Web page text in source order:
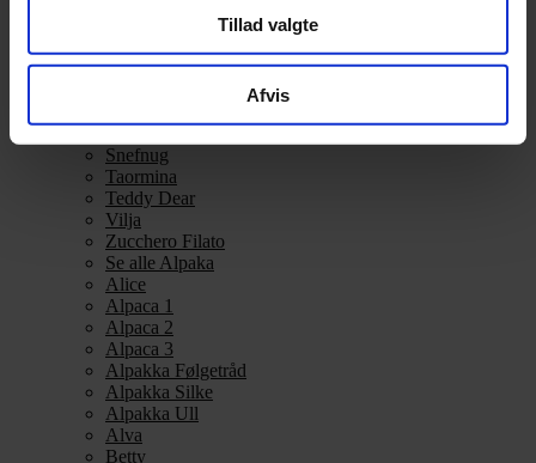
Tillad valgte
Afvis
Kos
midnatssol
Snefnug
Taormina
Teddy Dear
Vilja
Zucchero Filato
Se alle Alpaka
Alice
Alpaca 1
Alpaca 2
Alpaca 3
Alpakka Følgetråd
Alpakka Silke
Alpakka Ull
Alva
Betty